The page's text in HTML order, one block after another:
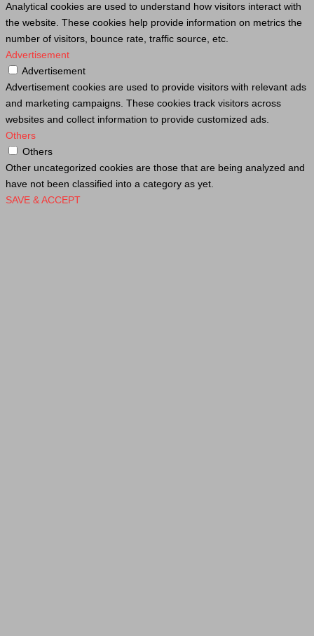
Analytical cookies are used to understand how visitors interact with
the website. These cookies help provide information on metrics the
number of visitors, bounce rate, traffic source, etc.
Advertisement
Advertisement
Advertisement cookies are used to provide visitors with relevant ads
and marketing campaigns. These cookies track visitors across
websites and collect information to provide customized ads.
Others
Others
Other uncategorized cookies are those that are being analyzed and
have not been classified into a category as yet.
SAVE & ACCEPT